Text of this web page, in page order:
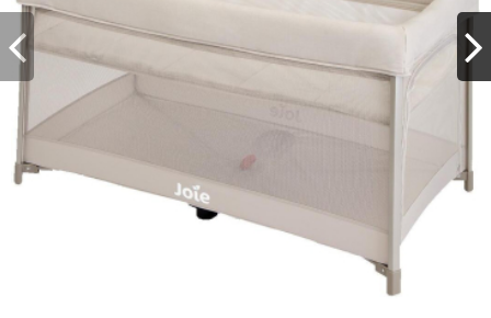
Hranilice, flašice i cucle
Monitori, Ogradice i tricikli